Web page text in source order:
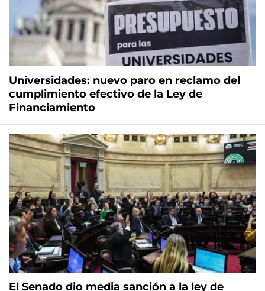
Universidades: nuevo paro en reclamo del
cumplimiento efectivo de la Ley de
Financiamiento
El Senado dio media sanción a la ley de